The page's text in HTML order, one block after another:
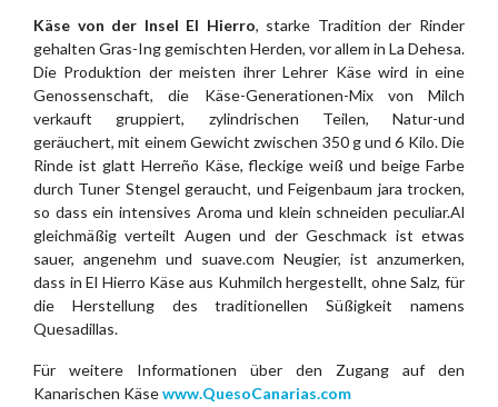
Käse von der Insel El Hierro, starke Tradition der Rinder
gehalten Gras-Ing gemischten Herden, vor allem in La Dehesa.
Die Produktion der meisten ihrer Lehrer Käse wird in eine
Genossenschaft, die Käse-Generationen-Mix von Milch
verkauft gruppiert, zylindrischen Teilen, Natur-und
geräuchert, mit einem Gewicht zwischen 350 g und 6 Kilo. Die
Rinde ist glatt Herreño Käse, fleckige weiß und beige Farbe
durch Tuner Stengel geraucht, und Feigenbaum jara trocken,
so dass ein intensives Aroma und klein schneiden peculiar.Al
gleichmäßig verteilt Augen und der Geschmack ist etwas
sauer, angenehm und suave.com Neugier, ist anzumerken,
dass in El Hierro Käse aus Kuhmilch hergestellt, ohne Salz, für
die Herstellung des traditionellen Süßigkeit namens
Quesadillas.
Für weitere Informationen über den Zugang auf den
Kanarischen Käsewww.QuesoCanarias.com